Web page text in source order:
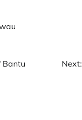
Bantu
Next: